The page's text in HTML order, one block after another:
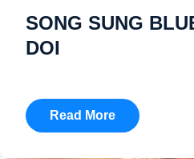
SONG SUNG
DOI
Read More